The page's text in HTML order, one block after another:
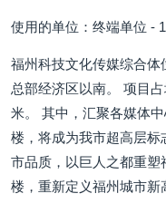
使用的单位：终端单位 -
福州科技文化传媒综合体
总部经济区以南。 项目
米。 其中，汇聚各媒体
楼，将成为我市超高层
市品质，以巨人之都重
楼，重新定义福州城市新